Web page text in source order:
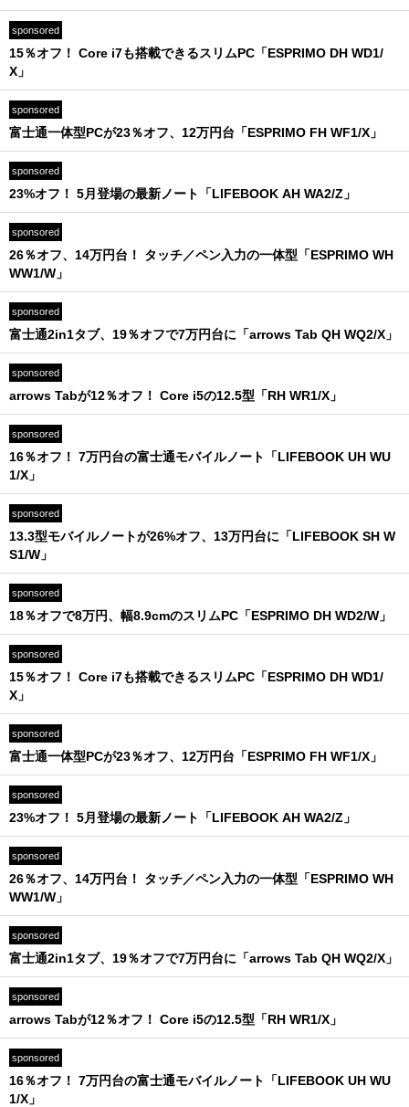
sponsored
15％オフ！ Core i7も搭載できるスリムPC「ESPRIMO DH WD1/
X」
sponsored
富士通一体型PCが23％オフ、12万円台「ESPRIMO FH WF1/X」
sponsored
23%オフ！ 5月登場の最新ノート「LIFEBOOK AH WA2/Z」
sponsored
26％オフ、14万円台！ タッチ／ペン入力の一体型「ESPRIMO WH
WW1/W」
sponsored
富士通2in1タブ、19％オフで7万円台に「arrows Tab QH WQ2/X」
sponsored
arrows Tabが12％オフ！ Core i5の12.5型「RH WR1/X」
sponsored
16％オフ！ 7万円台の富士通モバイルノート「LIFEBOOK UH WU
1/X」
sponsored
13.3型モバイルノートが26%オフ、13万円台に「LIFEBOOK SH W
S1/W」
sponsored
18％オフで8万円、幅8.9cmのスリムPC「ESPRIMO DH WD2/W」
sponsored
15％オフ！ Core i7も搭載できるスリムPC「ESPRIMO DH WD1/
X」
sponsored
富士通一体型PCが23％オフ、12万円台「ESPRIMO FH WF1/X」
sponsored
23%オフ！ 5月登場の最新ノート「LIFEBOOK AH WA2/Z」
sponsored
26％オフ、14万円台！ タッチ／ペン入力の一体型「ESPRIMO WH
WW1/W」
sponsored
富士通2in1タブ、19％オフで7万円台に「arrows Tab QH WQ2/X」
sponsored
arrows Tabが12％オフ！ Core i5の12.5型「RH WR1/X」
sponsored
16％オフ！ 7万円台の富士通モバイルノート「LIFEBOOK UH WU
1/X」